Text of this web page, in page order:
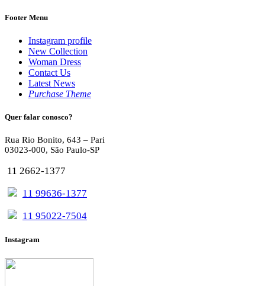
Footer Menu
Instagram profile
New Collection
Woman Dress
Contact Us
Latest News
Purchase Theme
Quer falar conosco?
Rua Rio Bonito, 643 – Pari
03023-000, São Paulo-SP
11 2662-1377
11 99636-1377
11 95022-7504
Instagram